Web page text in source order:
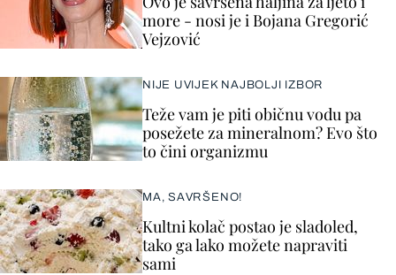
more - nosi je i Bojana Gregorić
Vejzović
NIJE UVIJEK NAJBOLJI IZBOR
Teže vam je piti običnu vodu pa
posežete za mineralnom? Evo što
to čini organizmu
MA, SAVRŠENO!
Kultni kolač postao je sladoled,
tako ga lako možete napraviti
sami